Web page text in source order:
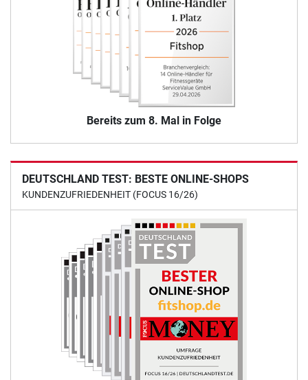
Bereits zum 8. Mal in Folge
DEUTSCHLAND TEST: BESTE ONLINE-SHOPS
KUNDENZUFRIEDENHEIT (FOCUS 16/26)